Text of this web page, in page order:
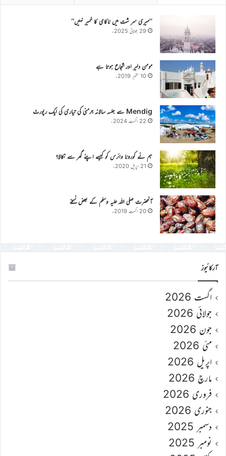
’’میری سر شت میں ناکامی کا خمیر نہیں‘‘
29 جولائی 2025ء
مومن دلیر اور شجاع ہوتا ہے
10 ستمبر 2019ء
Mendig سے جلسہ سالانہ جرمنی کی تیاری کی ایک رپورٹ
22 اگست 2024ء
ہم نے کورونا وائرس کو کیسے اپنے گھر سے نکالا؟
21 اپریل 2020ء
آنحضرت صلی اللہ علیہ وسلم کے بعض نسخے
20 اگست 2019ء
آرکائیوز
اگست 2026
جولائی 2026
جون 2026
مئی 2026
اپریل 2026
مارچ 2026
فروری 2026
جنوری 2026
دسمبر 2025
نومبر 2025